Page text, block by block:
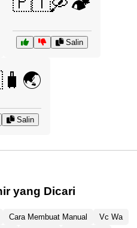
Salin
Salin
yang Dicari
Cara Membuat Manual
Vc Wa